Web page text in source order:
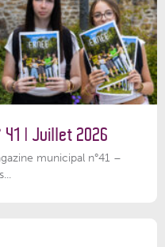
41 | Juillet 2026
municipal n°41 –